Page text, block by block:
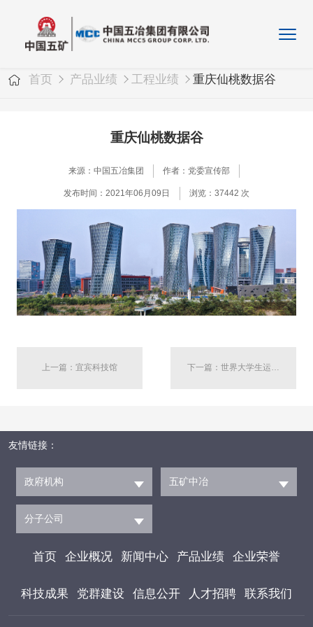
首页 产品业绩 工程业绩 重庆仙桃数据谷
重庆仙桃数据谷
来源：中国五冶集团 作者：党委宣传部
发布时间：2021年06月09日 浏览：37442 次
上一篇：宜宾科技馆 下一篇：世界大学生运动会闭幕式举办地——成都露天音乐公园
友情链接：
政府机构 五矿中冶
分子公司
首页 企业概况 新闻中心 产品业绩 企业荣誉
科技成果 党群建设 信息公开 人才招聘 联系我们